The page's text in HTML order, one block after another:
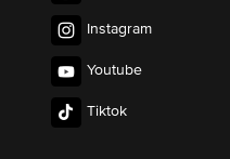
Instagram
Youtube
Tiktok